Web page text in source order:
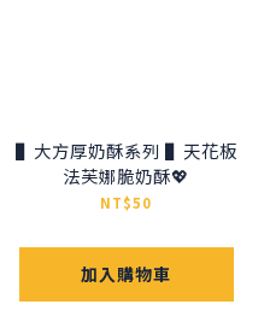
▌大方厚奶酥系列 ▌天花板
法芙娜脆奶酥💖
NT$50
加入購物車